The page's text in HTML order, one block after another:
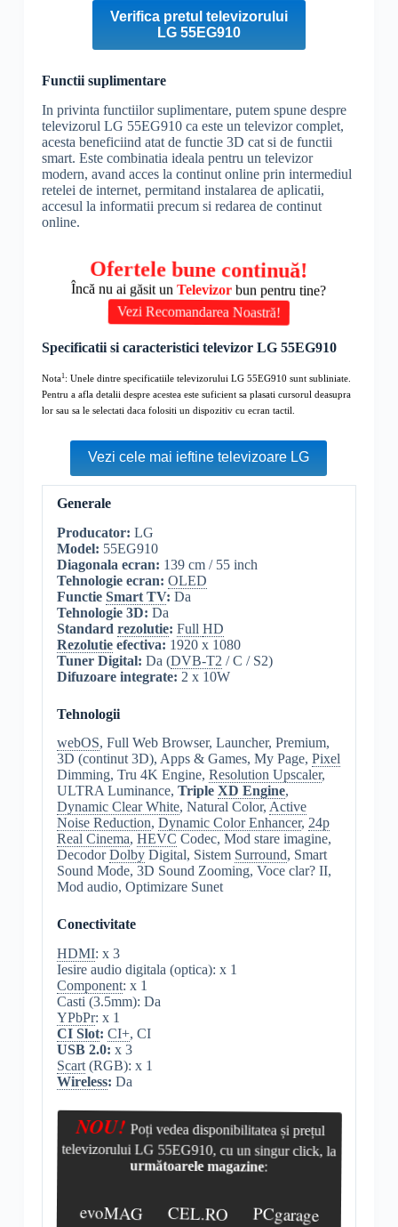
Verifica pretul televizorului
LG 55EG910
Functii suplimentare
In privinta functiilor suplimentare, putem spune despre
televizorul LG 55EG910 ca este un televizor complet,
acesta beneficiind atat de functie 3D cat si de functii
smart. Este combinatia ideala pentru un televizor
modern, avand acces la continut online prin intermediul
retelei de internet, permitand instalarea de aplicatii,
accesul la informatii precum si redarea de continut
online.
Ofertele bune continuă!
Încă nu ai găsit unTelevizorbun pentru tine?
Vezi Recomandarea Noastră!
Specificatii si caracteristici televizor LG 55EG910
Nota1: Unele dintre specificatiile televizorului LG 55EG910 sunt subliniate.
Pentru a afla detalii despre acestea este suficient sa plasati cursorul deasupra
lor sau sa le selectati daca folositi un dispozitiv cu ecran tactil.
Vezi cele mai ieftine televizoare LG
Generale
Producator: LG
Model: 55EG910
Diagonala ecran: 139 cm / 55 inch
Tehnologie ecran: OLED
Functie Smart TV: Da
Tehnologie 3D: Da
Standard rezolutie: Full HD
Rezolutieefectiva: 1920 x 1080
Tuner Digital: Da (DVB-T2 / C / S2)
Difuzoare integrate: 2 x 10W
Tehnologii
webOS, Full Web Browser, Launcher, Premium,
3D (continut 3D), Apps & Games, My Page, Pixel
Dimming, Tru 4K Engine, Resolution Upscaler,
ULTRA Luminance, Triple XD Engine,
Dynamic Clear White, Natural Color, Active
Noise Reduction, Dynamic Color Enhancer, 24p
Real Cinema, HEVC Codec, Mod stare imagine,
DecodorDolbyDigital, Sistem Surround, Smart
Sound Mode, 3D Sound Zooming, Voce clar? II,
Mod audio, Optimizare Sunet
Conectivitate
HDMI: x 3
Iesire audio digitala (optica): x 1
Component: x 1
Casti (3.5mm): Da
YPbPr: x 1
CI Slot: CI+, CI
USB 2.0: x 3
Scart(RGB): x 1
Wireless: Da
NOU! Poți vedea disponibilitatea și prețul
televizorului LG 55EG910, cu un singur click, la
următoarele magazine:
evoMAG CEL.RO PCgarage